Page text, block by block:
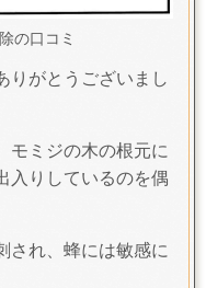
の口コミ
りがとうございまし
モミジの木の根元に
入りしているのを偶
され、蜂には敏感に